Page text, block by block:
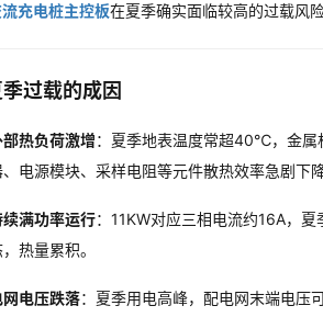
充电桩主控板在夏季确实面临较高的过载风
过载的成因
热负荷激增：夏季地表温度常超40℃，金属
电源模块、采样电阻等元件散热效率急剧下降
满功率运行：11KW对应三相电流约16A，夏
热量累积。
电压跌落：夏季用电高峰，配电网末端电压